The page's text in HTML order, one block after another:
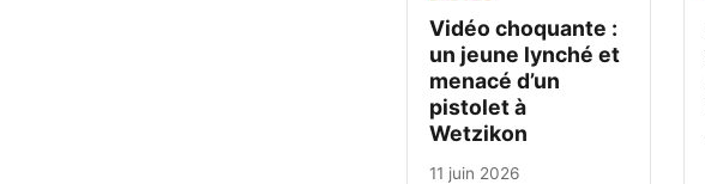
Vidéo choquante :
un jeune lynché et
menacé d’un
pistolet à
Wetzikon
11 juin 2026